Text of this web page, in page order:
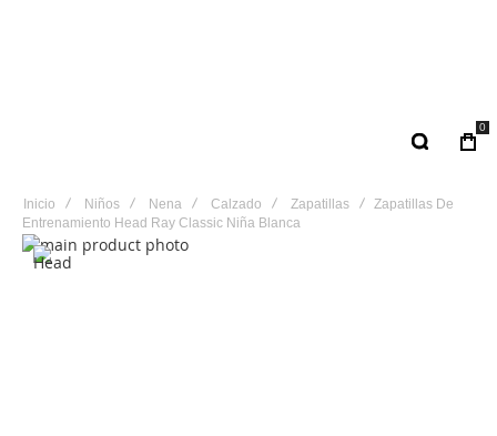
0
Inicio Niños Nena Calzado Zapatillas
Zapatillas De
Entrenamiento Head Ray Classic Niña Blanca